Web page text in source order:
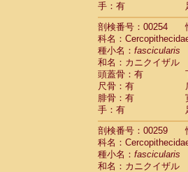
手：有
剖検番号：00254
科名：
種小名： fascicularis
和名：カニクイザル
頭蓋骨：有
尺骨：有
腓骨：有
手：有
剖検番号：00259
科名：
種小名： fascicularis
和名：カニクイザル